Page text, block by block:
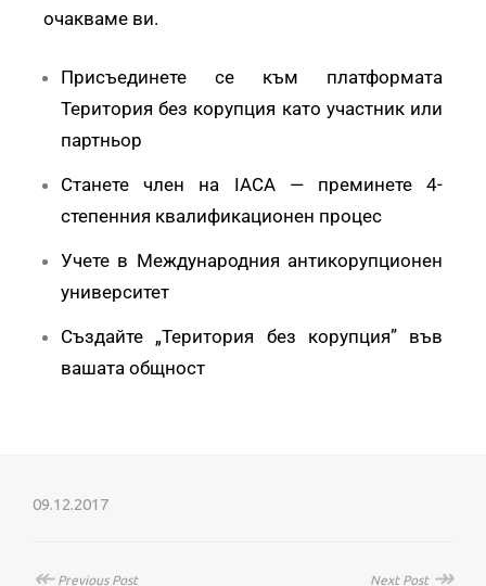
очакваме ви.
Присъединете се към платформата
Територия без корупция като участник или
партньор
Станете член на IACA — преминете 4-
степенния квалификационен процес
Учете в Международния антикорупционен
университет
Създайте „Територия без корупция” във
вашата общност
09.12.2017
↞Previous Post Next Post ↠